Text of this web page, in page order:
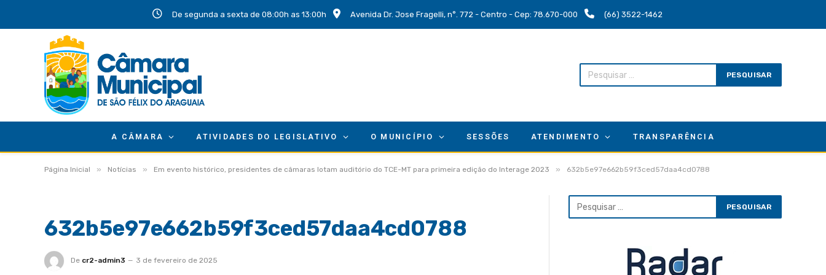
De segunda a sexta de 08:00h as 13:00h Avenida Dr. Jose Fragelli, n°. 772 - Centro - Cep: 78.670-000 (66) 3522-1462
A CÂMARA ATIVIDADES DO LEGISLATIVO O MUNICÍPIO SESSÕES ATENDIMENTO TRANSPARÊNCIA
Página Inicial » Notícias » Em evento histórico, presidentes de câmaras lotam auditório do TCE-MT para primeira edição do Interage 2023 » 632b5e97e662b59f3ced57daa4cd0788
632b5e97e662b59f3ced57daa4cd0788
De cr2-admin3 3 de fevereiro de 2025